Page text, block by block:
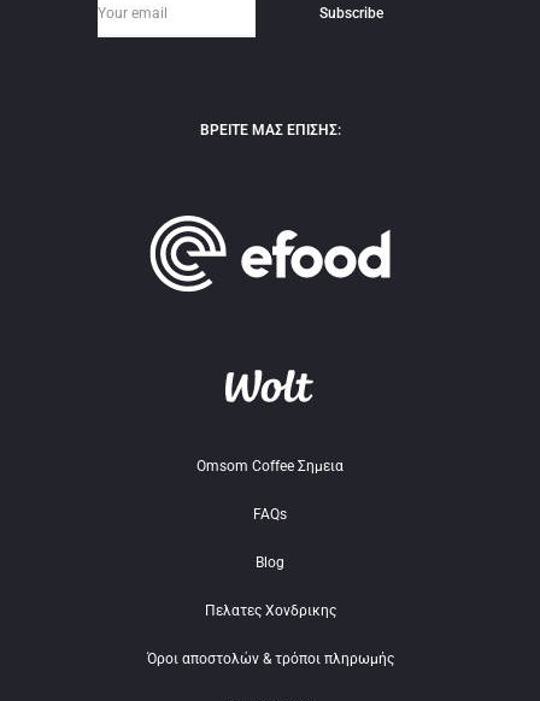
ΒΡΕΙΤΕ ΜΑΣ ΕΠΙΣΗΣ:
Omsom Coffee Σημεια
FAQs
Blog
Πελατες Χονδρικης
Όροι αποστολών & τρόποι πληρωμής